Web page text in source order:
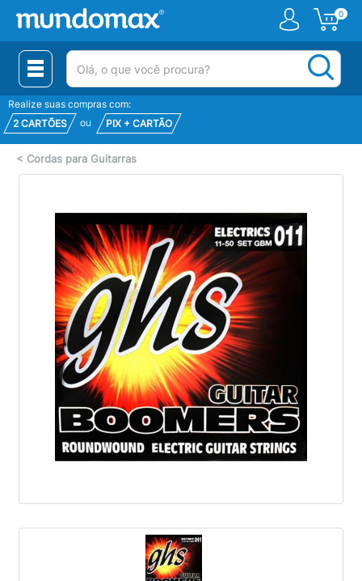
0
(pesquisar)
Realize suas compras com:
2 CARTÕES
ou PIX + CARTÃO
< Cordas para Guitarras